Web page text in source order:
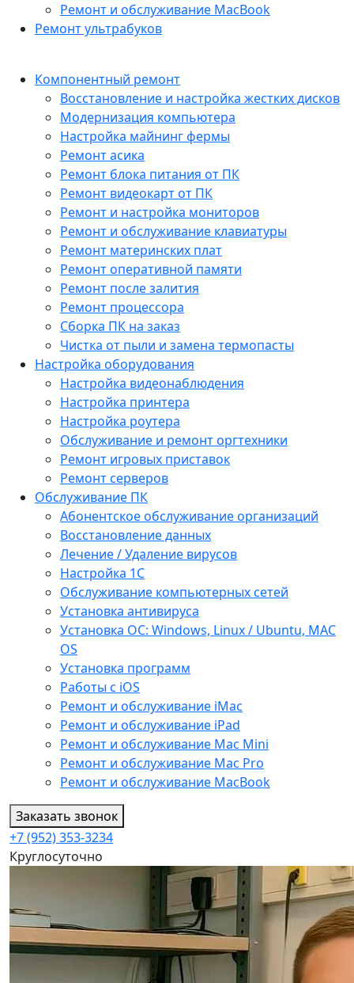
Ремонт и обслуживание MacBook
Ремонт ультрабуков
Компонентный ремонт
Восстановление и настройка жестких дисков
Модернизация компьютера
Настройка майнинг фермы
Ремонт асика
Ремонт блока питания от ПК
Ремонт видеокарт от ПК
Ремонт и настройка мониторов
Ремонт и обслуживание клавиатуры
Ремонт материнских плат
Ремонт оперативной памяти
Ремонт после залития
Ремонт процессора
Сборка ПК на заказ
Чистка от пыли и замена термопасты
Настройка оборудования
Настройка видеонаблюдения
Настройка принтера
Настройка роутера
Обслуживание и ремонт оргтехники
Ремонт игровых приставок
Ремонт серверов
Обслуживание ПК
Абонентское обслуживание организаций
Восстановление данных
Лечение / Удаление вирусов
Настройка 1С
Обслуживание компьютерных сетей
Установка антивируса
Установка ОС: Windows, Linux / Ubuntu, МАС
OS
Установка программ
Работы с iOS
Ремонт и обслуживание iMac
Ремонт и обслуживание iPad
Ремонт и обслуживание Mac Mini
Ремонт и обслуживание Mac Pro
Ремонт и обслуживание MacBook
Заказать звонок
+7 (952) 353-3234
Круглосуточно